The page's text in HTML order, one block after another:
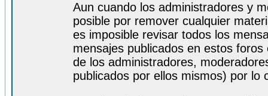
Aun cuando los administradores y
posible por remover cualquier
es imposible revisar todos los
mensajes publicados en estos
de los administradores,
publicados por ellos mismos) por lo